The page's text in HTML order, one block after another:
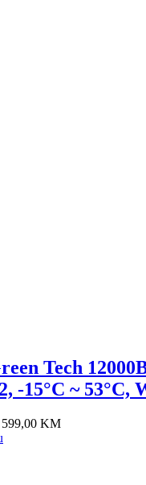
Tech
-15°C ~ 53°C,
599,00 KM